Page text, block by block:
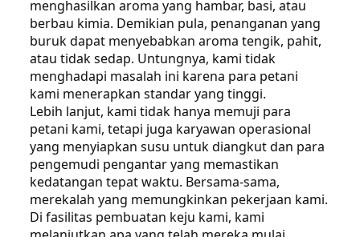
menghasilkan aroma yang hambar, basi, atau
berbau kimia. Demikian pula, penanganan yang
buruk dapat menyebabkan aroma tengik, pahit,
atau tidak sedap. Untungnya, kami tidak
menghadapi masalah ini karena para petani
kami menerapkan standar yang tinggi.
Lebih lanjut, kami tidak hanya memuji para
petani kami, tetapi juga karyawan operasional
yang menyiapkan susu untuk diangkut dan para
pengemudi pengantar yang memastikan
kedatangan tepat waktu. Bersama-sama,
merekalah yang memungkinkan pekerjaan kami.
Di fasilitas pembuatan keju kami, kami